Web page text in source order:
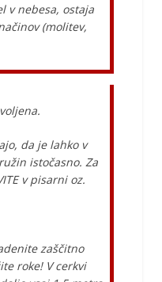
v nebesa, ostaja
(molitev,
da je lahko v
istočasno. Za
v pisarni oz.
zaščitno
roke! V cerkvi